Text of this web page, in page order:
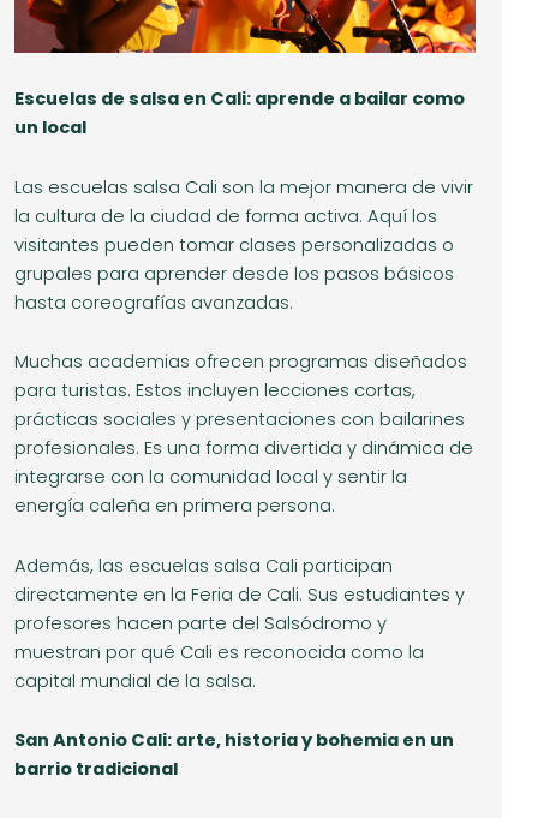
Escuelas de salsa en Cali: aprende a bailar como
un local
Las escuelas salsa Cali son la mejor manera de vivir
la cultura de la ciudad de forma activa. Aquí los
visitantes pueden tomar clases personalizadas o
grupales para aprender desde los pasos básicos
hasta coreografías avanzadas.
Muchas academias ofrecen programas diseñados
para turistas. Estos incluyen lecciones cortas,
prácticas sociales y presentaciones con bailarines
profesionales. Es una forma divertida y dinámica de
integrarse con la comunidad local y sentir la
energía caleña en primera persona.
Además, las escuelas salsa Cali participan
directamente en la Feria de Cali. Sus estudiantes y
profesores hacen parte del Salsódromo y
muestran por qué Cali es reconocida como la
capital mundial de la salsa.
San Antonio Cali: arte, historia y bohemia en un
barrio tradicional